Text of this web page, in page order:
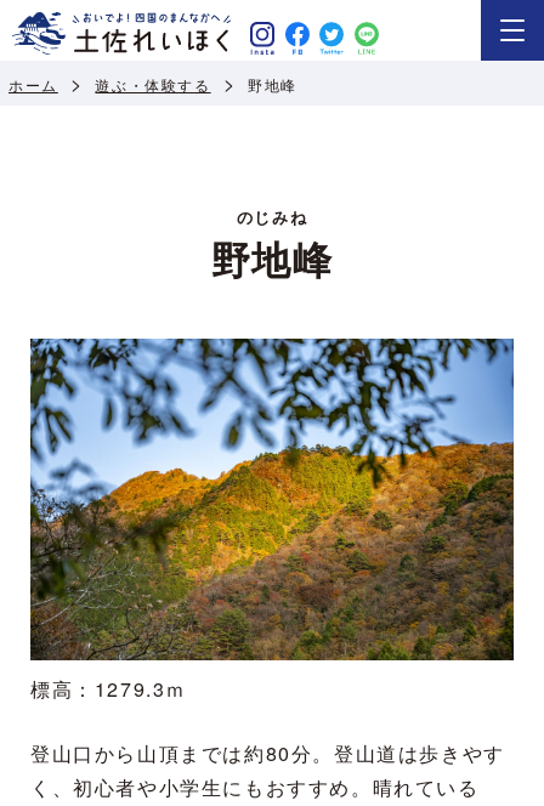
ホーム 遊ぶ・体験する 野地峰
のじみね
野地峰
標高：1279.3ｍ
登山口から山頂までは約80分。登山道は歩きやす
く、初心者や小学生にもおすすめ。晴れている